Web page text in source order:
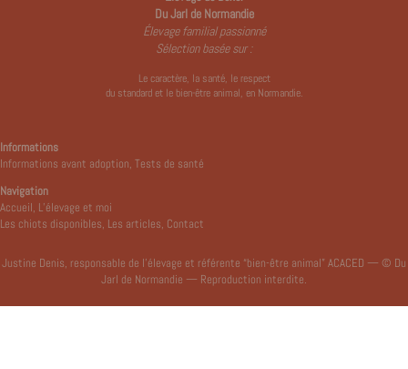
Du Jarl de Normandie
Élevage familial passionné
Sélection basée sur :
Le caractère, la santé, le respect
du standard et le bien-être animal, en Normandie.
Informations
Informations avant adoption, Tests de santé
Navigation
Accueil, L’élevage et moi
Les chiots disponibles, Les articles, Contact
Justine Denis, responsable de l’élevage et référente “bien-être animal” ACACED — © Du
Jarl de Normandie — Reproduction interdite.